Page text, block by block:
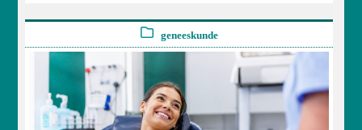
geneeskunde